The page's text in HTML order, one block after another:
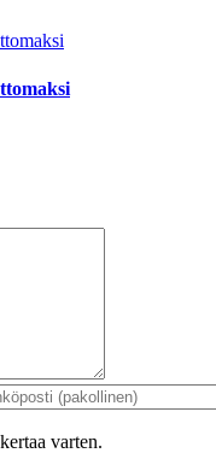
varten.